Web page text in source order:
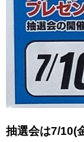
抽選会は7/10(